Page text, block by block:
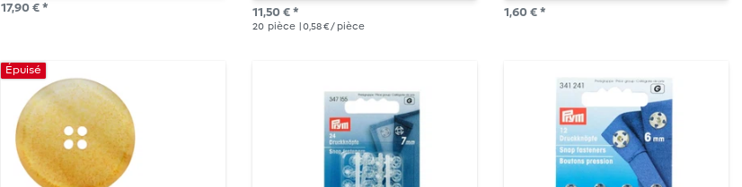
17,90 € * 11,50 € *
20 pièce | 0,58 € / pièce
1,60 € *
Épuisé